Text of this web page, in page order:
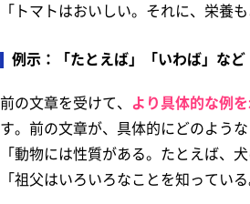
「トマトはおいしい。それに、栄養も
例示：「たとえば」「いわば」など
前の文章を受けて、 より具体的な例
す。前の文章が、具体的にどのよう
「動物には性質がある。たとえば、
「祖父はいろいろなことを知ってい